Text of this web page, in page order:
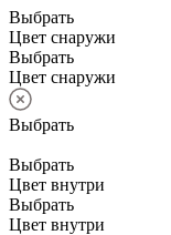
Выбрать
Цвет снаружи
Выбрать
Цвет снаружи
Выбрать
Выбрать
Цвет внутри
Выбрать
Цвет внутри